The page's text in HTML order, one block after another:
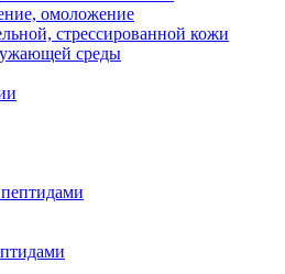
омоложение
стрессированной кожи
среды